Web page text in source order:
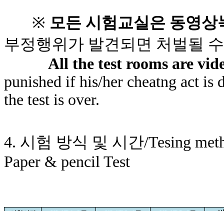
※ 모든 시험교실은 동영상
부정행위가 발견되면 처벌될
All the test rooms are
punished if his/her cheatng act is
the test is over.
4. 시험 방식 및 시간/Tesing
Paper & pencil Test